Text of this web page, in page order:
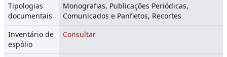
Tipologias
documentais
Monografias, Publicações Periódicas,
Comunicados e Panfletos, Recortes
Inventário de
espólio
Consultar